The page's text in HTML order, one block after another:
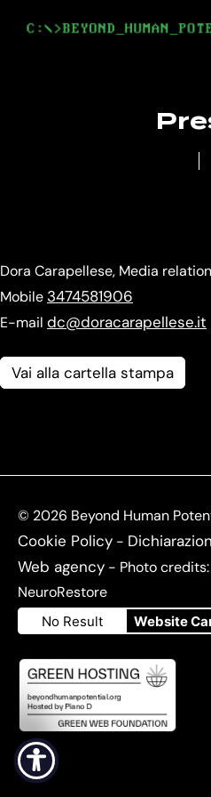
Dora Carapellese, Media
Mobile 3474581906
E-mail dc@doracarapellese.it
Vai alla cartella stampa
© 2026 Beyond Human
Cookie Policy -
Web agency - Photo credits:
NeuroRestore
No Result Website